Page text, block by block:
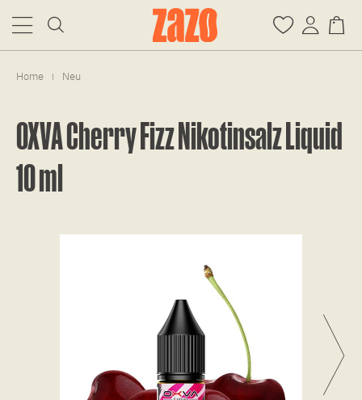
Home | Neu
OXVA Cherry Fizz Nikotinsalz Liquid
10 ml